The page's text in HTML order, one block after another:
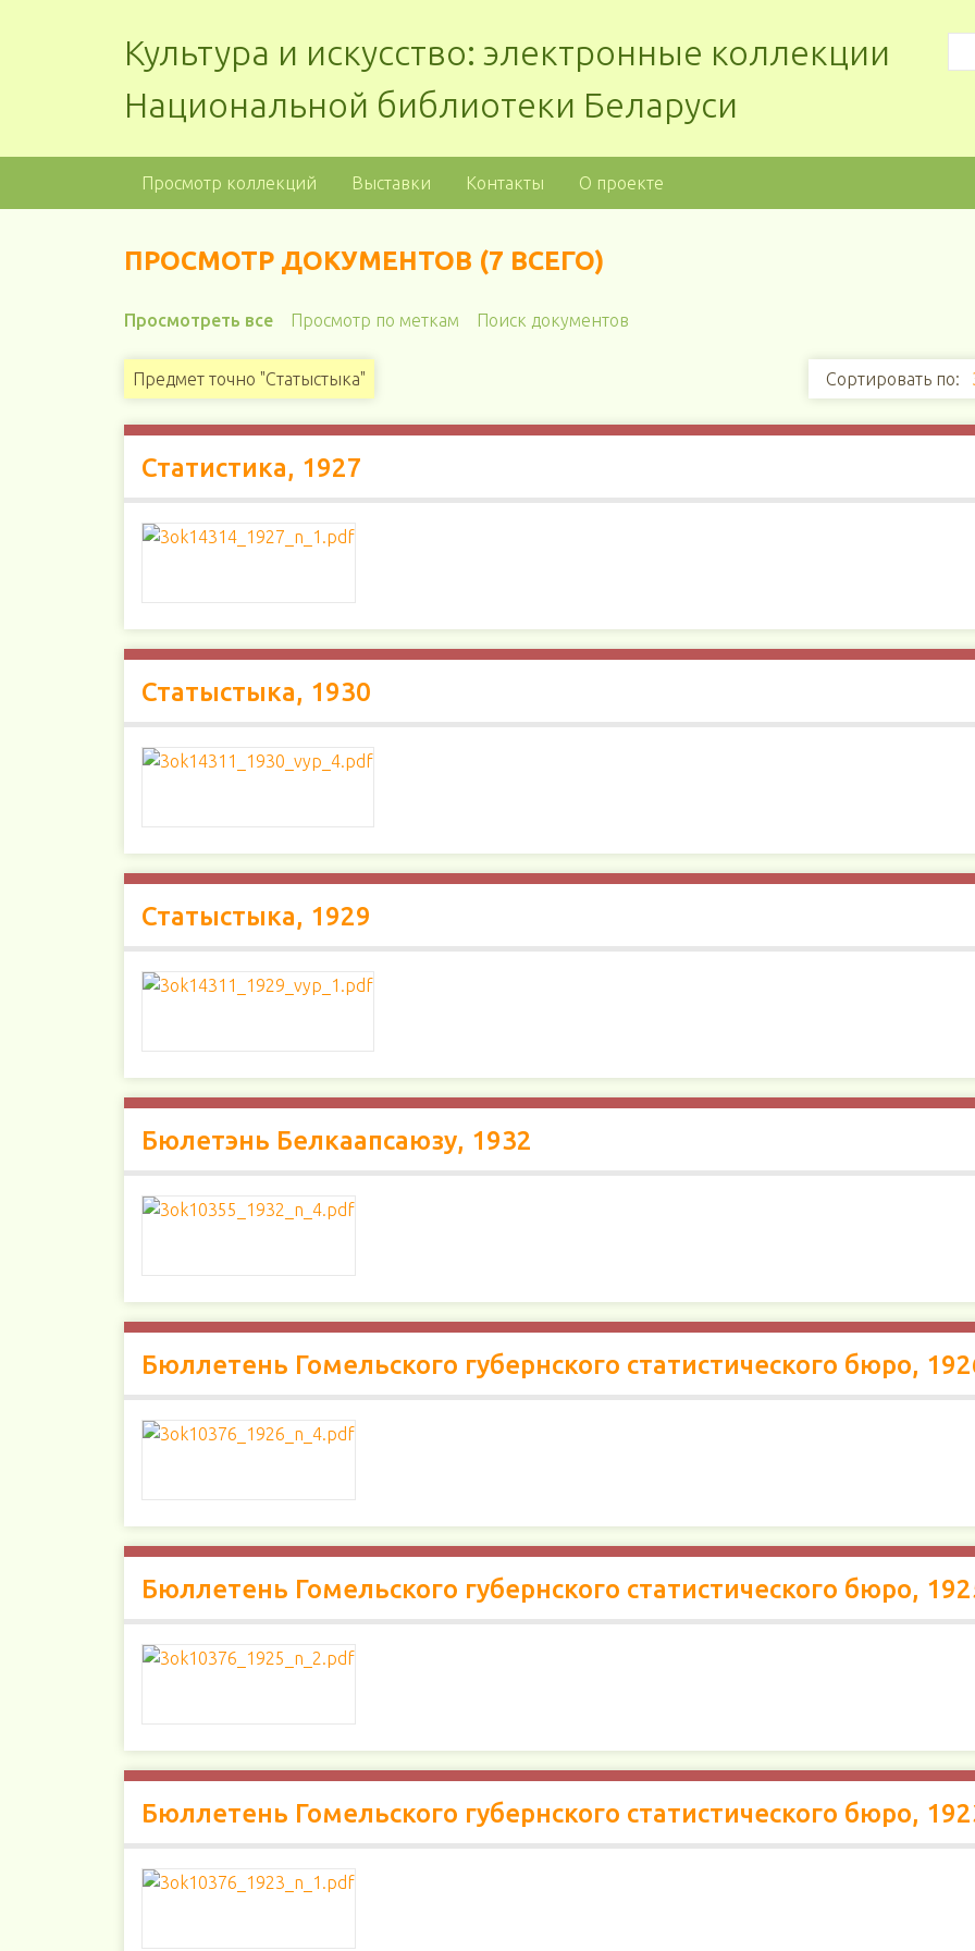
Культура и искусство: электронные коллекции
Национальной библиотеки Беларуси
Просмотр коллекций Выставки Контакты О проекте
ПРОСМОТР ДОКУМЕНТОВ (7 ВСЕГО)
Просмотреть все Просмотр по меткам Поиск документов
Предмет точно "Статыстыка" Сортировать по:
Статистика, 1927
Статыстыка, 1930
Статыстыка, 1929
Бюлетэнь Белкаапсаюзу, 1932
Бюллетень Гомельского губернского статистического бюро,
Бюллетень Гомельского губернского статистического бюро,
Бюллетень Гомельского губернского статистического бюро,